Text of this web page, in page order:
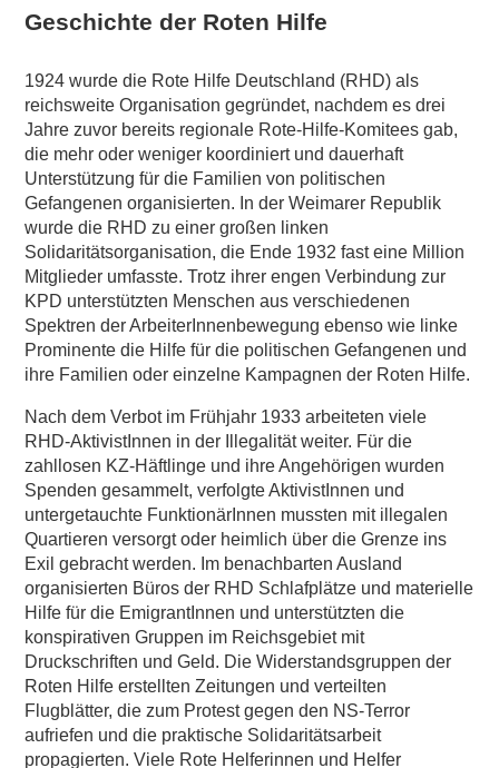
Geschichte der Roten Hilfe
1924 wurde die Rote Hilfe Deutschland (RHD) als
reichsweite Organisation gegründet, nachdem es drei
Jahre zuvor bereits regionale Rote-Hilfe-Komitees gab,
die mehr oder weniger koordiniert und dauerhaft
Unterstützung für die Familien von politischen
Gefangenen organisierten. In der Weimarer Republik
wurde die RHD zu einer großen linken
Solidaritätsorganisation, die Ende 1932 fast eine Million
Mitglieder umfasste. Trotz ihrer engen Verbindung zur
KPD unterstützten Menschen aus verschiedenen
Spektren der ArbeiterInnenbewegung ebenso wie linke
Prominente die Hilfe für die politischen Gefangenen und
ihre Familien oder einzelne Kampagnen der Roten Hilfe.
Nach dem Verbot im Frühjahr 1933 arbeiteten viele
RHD-AktivistInnen in der Illegalität weiter. Für die
zahllosen KZ-Häftlinge und ihre Angehörigen wurden
Spenden gesammelt, verfolgte AktivistInnen und
untergetauchte FunktionärInnen mussten mit illegalen
Quartieren versorgt oder heimlich über die Grenze ins
Exil gebracht werden. Im benachbarten Ausland
organisierten Büros der RHD Schlafplätze und materielle
Hilfe für die EmigrantInnen und unterstützten die
konspirativen Gruppen im Reichsgebiet mit
Druckschriften und Geld. Die Widerstandsgruppen der
Roten Hilfe erstellten Zeitungen und verteilten
Flugblätter, die zum Protest gegen den NS-Terror
aufriefen und die praktische Solidaritätsarbeit
propagierten. Viele Rote Helferinnen und Helfer